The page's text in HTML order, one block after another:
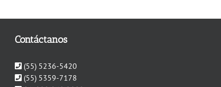
Contáctanos
(55) 5236-5420
(55) 5359-7178